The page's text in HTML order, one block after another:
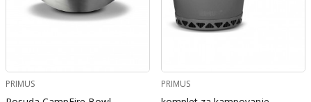
PRIMUS PRIMUS